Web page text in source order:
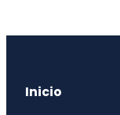
Inicio